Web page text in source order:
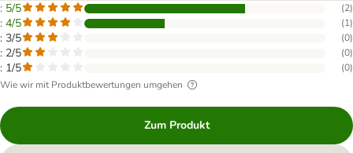
: 5/5 (2)
: 4/5 (1)
: 3/5 (0)
: 2/5 (0)
: 1/5 (0)
Wie wir mit Produktbewertungen umgehen
Zum Produkt